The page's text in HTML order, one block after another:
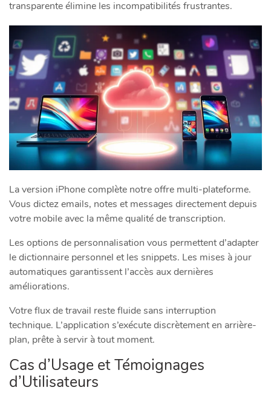
transparente élimine les incompatibilités frustrantes.
La version iPhone complète notre offre multi-plateforme.
Vous dictez emails, notes et messages directement depuis
votre mobile avec la même qualité de transcription.
Les options de personnalisation vous permettent d’adapter
le dictionnaire personnel et les snippets. Les mises à jour
automatiques garantissent l’accès aux dernières
améliorations.
Votre flux de travail reste fluide sans interruption
technique. L’application s’exécute discrètement en arrière-
plan, prête à servir à tout moment.
Cas d’Usage et Témoignages
d’Utilisateurs